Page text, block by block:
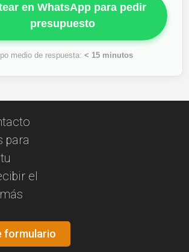
en WhatsApp para pedir
presupuesto
medio de respuesta: < 15 minutos
para
el
formulario